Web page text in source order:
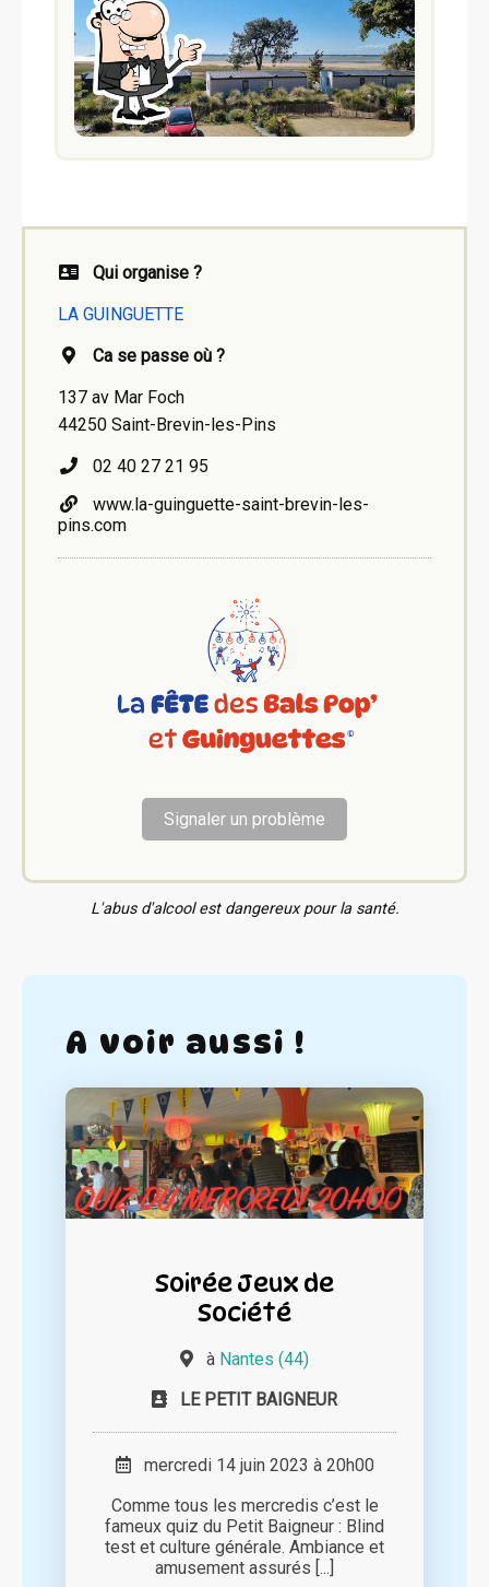
Qui organise ?
LA GUINGUETTE
Ca se passe où ?
137 av Mar Foch
44250 Saint-Brevin-les-Pins
02 40 27 21 95
www.la-guinguette-saint-brevin-les-
pins.com
Signaler un problème
L'abus d'alcool est dangereux pour la santé.
A voir aussi !
Soirée Jeux de
Société
à Nantes (44)
LE PETIT BAIGNEUR
mercredi 14 juin 2023 à 20h00
Comme tous les mercredis c’est le
fameux quiz du Petit Baigneur : Blind
test et culture générale. Ambiance et
amusement assurés [...]